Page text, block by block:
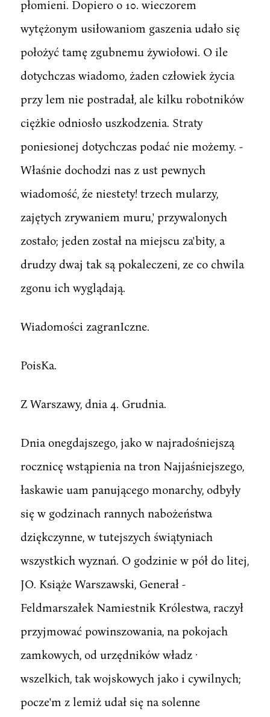
płomieni. Dopiero o 10. wieczorem
wytężonym usiłowaniom gaszenia udało się
położyć tamę zgubnemu żywiołowi. O ile
dotychczas wiadomo, żaden człowiek życia
przy lem nie postradał, ale kilku robotników
ciężkie odniosło uszkodzenia. Straty
poniesionej dotychczas podać nie możemy. -
Właśnie dochodzi nas z ust pewnych
wiadomość, źe niestety! trzech mularzy,
zajętych zrywaniem muru,' przywalonych
zostało; jeden został na miejscu za'bity, a
drudzy dwaj tak są pokaleczeni, ze co chwila
zgonu ich wyglądają.
Wiadomości zagranIczne.
PoisKa.
Z Warszawy, dnia 4. Grudnia.
Dnia onegdajszego, jako w najradośniejszą
rocznicę wstąpienia na tron Najjaśniejszego,
łaskawie uam panującego monarchy, odbyły
się w godzinach rannych nabożeństwa
dziękczynne, w tutejszych świątyniach
wszystkich wyznań. O godzinie w pół do litej,
JO. Książe Warszawski, Generał -
Feldmarszałek Namiestnik Królestwa, raczył
przyjmować powinszowania, na pokojach
zamkowych, od urzędników władz ·
wszelkich, tak wojskowych jako i cywilnych;
pocze'm z lemiż udał się na solenne